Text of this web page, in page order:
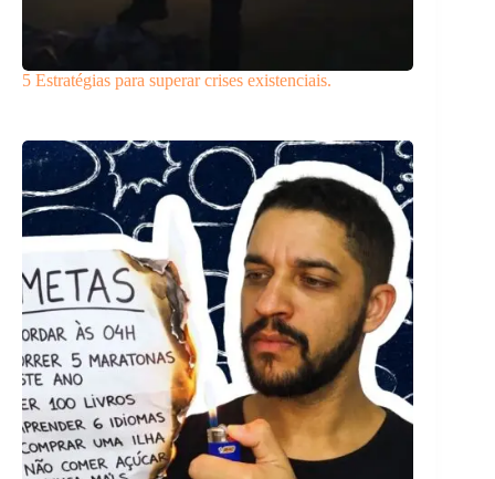
5 Estratégias para superar crises existenciais.